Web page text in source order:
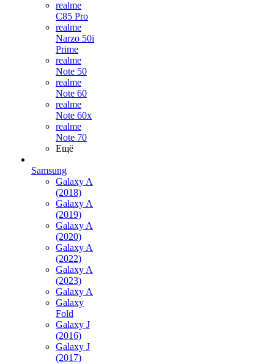
realme
C85 Pro
realme
Narzo 50i
Prime
realme
Note 50
realme
Note 60
realme
Note 60x
realme
Note 70
Ещё
Samsung
Galaxy A
(2018)
Galaxy A
(2019)
Galaxy A
(2020)
Galaxy A
(2022)
Galaxy A
(2023)
Galaxy A
Galaxy
Fold
Galaxy J
(2016)
Galaxy J
(2017)